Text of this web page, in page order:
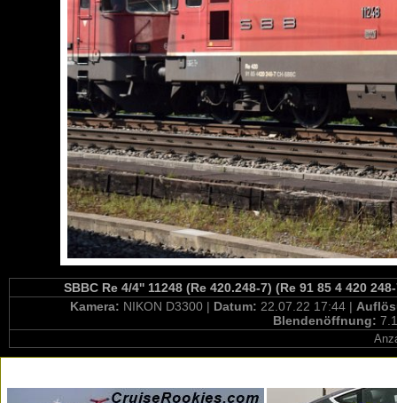
SBBC Re 4/4'' 11248 (Re 420.248-7) (Re 91 85 4 420
Kamera: NIKON D3300 | Datum: 22.07.22 17:44 |
Blendenöffnung: